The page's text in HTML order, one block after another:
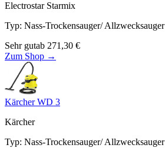
Electrostar Starmix
Typ: Nass-Trockensauger/ Allzwecksauger
Sehr gutab 271,30 €
Zum Shop →
Kärcher WD 3
Kärcher
Typ: Nass-Trockensauger/ Allzwecksauger